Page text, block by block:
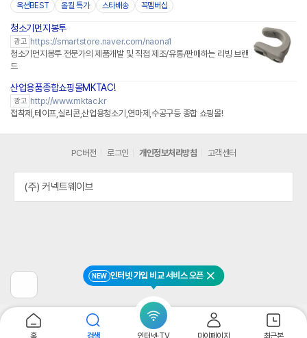
옥션BEST 올킬 특가 스타배송 꼭멤버십
청소기먼지봉투
광고 https://smartstore.naver.com/naona1
청소기먼지봉투 전문가의 제품개발 및 직접 제조/유통/판매하는 리빙 브랜
드
산업용품종합쇼핑몰MKTAC!
광고 http://www.mktac.kr
접착제,테이프,실리콘,산업용청소기,연마제,수공구등 종합 쇼핑몰!
전
페
이
지
NEW 인터넷 가입 비교 서비스 오픈 닫기
홈 검색 인터넷·TV 마이페이지 최근본
PC버전 로그인 개인정보처리방침 고객센터
(주) 커넥트웨이브